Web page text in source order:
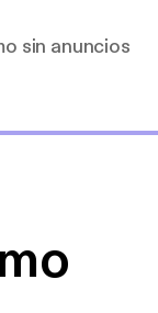
sin anuncios